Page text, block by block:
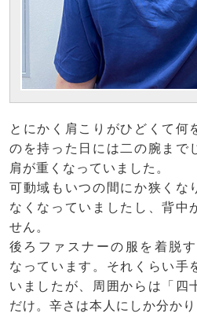
とにかく肩こりがひどくて何
のを持った日には二の腕まで
肩が重くなっていました。
可動域もいつの間にか狭くな
なくなっていましたし、背中
せん。
後ろファスナーの服を着脱
なっています。それくらい手
いましたが、周囲からは「四
だけ。辛さは本人にしか分かり